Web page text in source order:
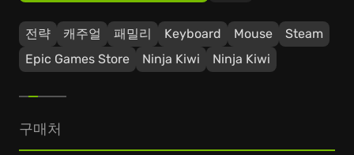
전략 캐주얼 패밀리 Keyboard Mouse
Steam
Epic Games Store
Ninja Kiwi Ninja Kiwi
구매처